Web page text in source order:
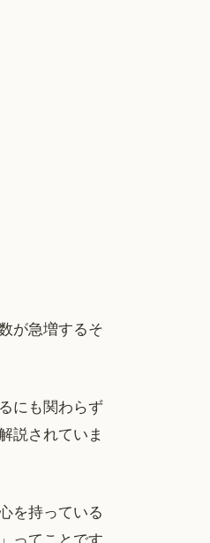
が急増するそ
にも関わらず
説されていま
を持っている
」ってことです